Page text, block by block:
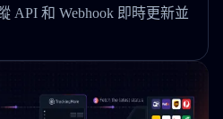
API 和 Webhook 即時更新並